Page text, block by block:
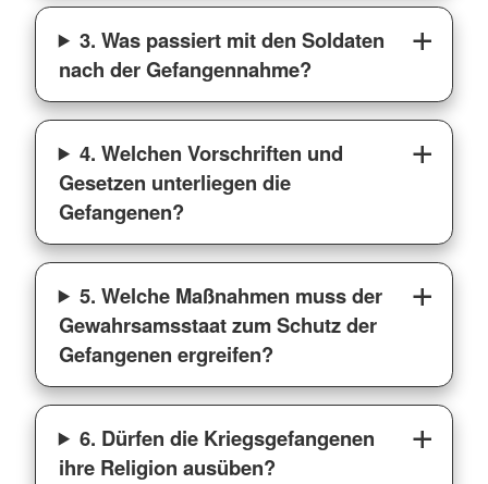
3. Was passiert mit den Soldaten
nach der Gefangennahme?
4. Welchen Vorschriften und
Gesetzen unterliegen die
Gefangenen?
5. Welche Maßnahmen muss der
Gewahrsamsstaat zum Schutz der
Gefangenen ergreifen?
6. Dürfen die Kriegsgefangenen
ihre Religion ausüben?